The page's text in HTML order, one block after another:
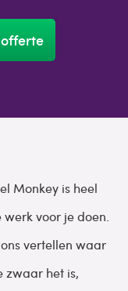
Monkey is heel
voor je doen.
vertellen waar
zwaar het is,